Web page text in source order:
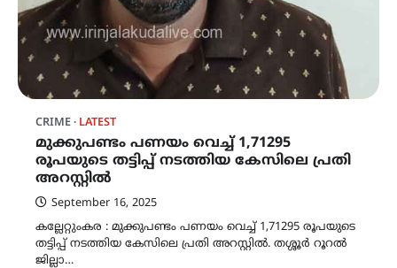
CRIME LATEST
മുക്കുപണ്ടം പണയം വെച്ച് 1,71295
രൂപയുടെ തട്ടിപ്പ് നടത്തിയ കേസിലെ പ്രതി
അറസ്റ്റിൽ
September 16, 2025
കല്ലേറ്റുംകര : മുക്കുപണ്ടം പണയം വെച്ച് 1,71295 രൂപയുടെ
തട്ടിപ്പ് നടത്തിയ കേസിലെ പ്രതി അറസ്റ്റിൽ. തശ്ശൂർ റൂറൽ
ജില്ലാ…